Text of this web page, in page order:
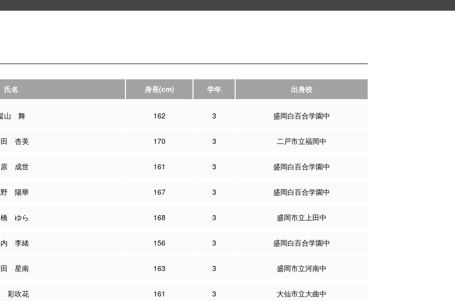
氏名 身長(cm) 学年 出身校
山 舞 162 3 盛岡白百合学園中
田 杏美 170 3 二戸市立福岡中
成世 161 3 盛岡白百合学園中
陽華 167 3 盛岡白百合学園中
ゆら 168 3 盛岡市立上田中
李緒 156 3 盛岡白百合学園中
星南 163 3 盛岡市立河南中
彩吹花 161 3 大仙市立大曲中